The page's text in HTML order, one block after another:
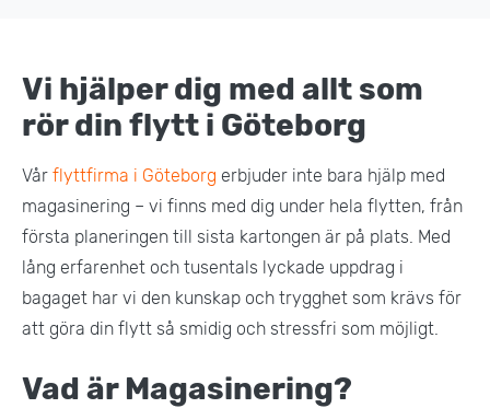
Vi hjälper dig med allt som
rör din flytt i Göteborg
Vår flyttfirma i Göteborg erbjuder inte bara hjälp med
magasinering – vi finns med dig under hela flytten, från
första planeringen till sista kartongen är på plats. Med
lång erfarenhet och tusentals lyckade uppdrag i
bagaget har vi den kunskap och trygghet som krävs för
att göra din flytt så smidig och stressfri som möjligt.
Vad är Magasinering?